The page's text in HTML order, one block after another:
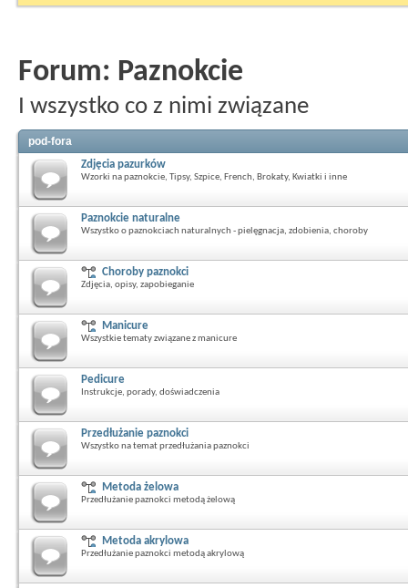
Forum: Paznokcie
I wszystko co z nimi związane
pod-fora
Zdjęcia pazurków
Wzorki na paznokcie, Tipsy, Szpice, French, Brokaty, Kwiatki i inne
Paznokcie naturalne
Wszystko o paznokciach naturalnych - pielęgnacja, zdobienia, choroby
Choroby paznokci
Zdjęcia, opisy, zapobieganie
Manicure
Wszystkie tematy związane z manicure
Pedicure
Instrukcje, porady, doświadczenia
Przedłużanie paznokci
Wszystko na temat przedłużania paznokci
Metoda żelowa
Przedłużanie paznokci metodą żelową
Metoda akrylowa
Przedłużanie paznokci metodą akrylową